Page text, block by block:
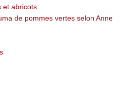
et abricots
de pommes vertes selon Anne